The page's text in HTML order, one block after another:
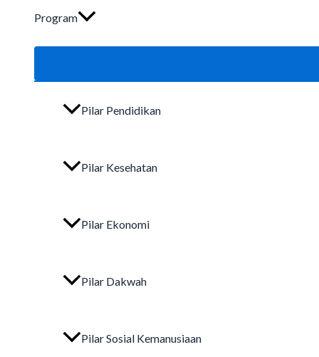
Program
Pilar Pendidikan
Pilar Kesehatan
Pilar Ekonomi
Pilar Dakwah
Pilar Sosial Kemanusiaan